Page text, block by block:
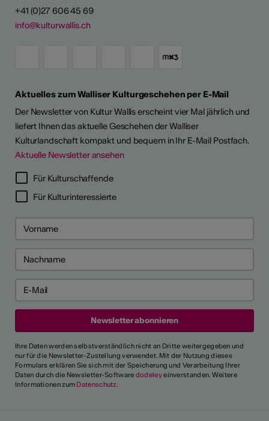
+41 (0)27 606 45 69
info@kulturwallis.ch
Aktuelles zum Walliser Kulturgeschehen per E-Mail
Der Newsletter von Kultur Wallis erscheint vier Mal jährlich und
liefert Ihnen das aktuelle Geschehen der Walliser
Kulturlandschaft kompakt und bequem in Ihr E-Mail Postfach.
Aktuelle Newsletter ansehen
Für Kulturschaffende
Für Kulturinteressierte
Ihre Daten werden selbstverständlich nicht an Dritte weitergegeben und
nur für die Newsletter-Zustellung verwendet. Mit der Nutzung dieses
Formulars erklären Sie sich mit der Speicherung und Verarbeitung Ihrer
Daten durch die Newsletter-Software dodeleyeinverstanden. Weitere
Informationen zum Datenschutz.